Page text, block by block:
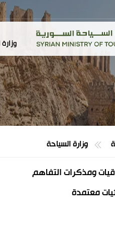
وزارة السياحة
ومذكرات التفاهم
معتمدة